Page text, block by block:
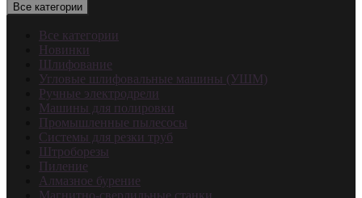
Все категории
Все категории
Новинки
Шлифование
Угловые шлифовальные машины (УШМ)
Ручные электродрели
Машины для полировки
Промышленные пылесосы
Системы для резки труб
Штроборезы
Пиление
Алмазное бурение
Магнитно-сверлильные станки